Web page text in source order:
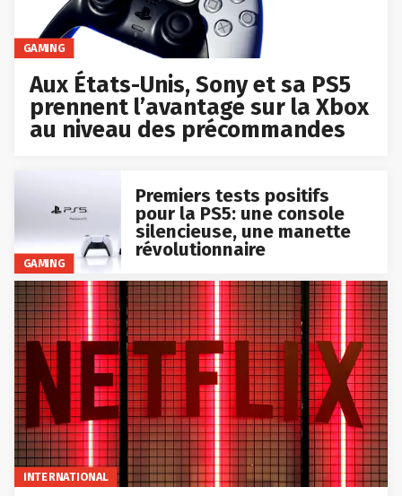
GAMING
Aux États-Unis, Sony et sa PS5
prennent l’avantage sur la Xbox
au niveau des précommandes
GAMING
Premiers tests positifs
pour la PS5: une console
silencieuse, une manette
révolutionnaire
INTERNATIONAL